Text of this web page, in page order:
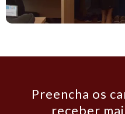
Preencha os
receber